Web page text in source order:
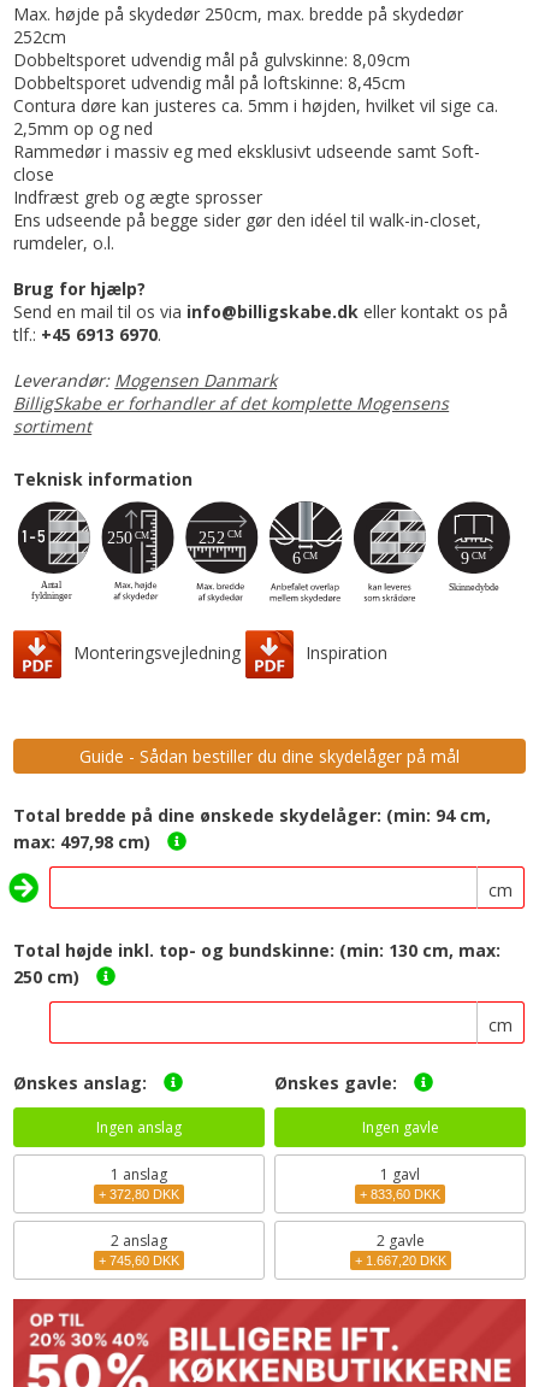
Max. højde på skydedør 250cm, max. bredde på skydedør
252cm
Dobbeltsporet udvendig mål på gulvskinne: 8,09cm
Dobbeltsporet udvendig mål på loftskinne: 8,45cm
Contura døre kan justeres ca. 5mm i højden, hvilket vil sige ca.
2,5mm op og ned
Rammedør i massiv eg med eksklusivt udseende samt Soft-
close
Indfræst greb og ægte sprosser
Ens udseende på begge sider gør den idéel til walk-in-closet,
rumdeler, o.l.
Brug for hjælp?
Send en mail til os via info@billigskabe.dk eller kontakt os på
tlf.: +45 6913 6970.
Leverandør: Mogensen Danmark
BilligSkabe er forhandler af det komplette Mogensens
sortiment
Teknisk information
Monteringsvejledning Inspiration
Guide - Sådan bestiller du dine skydelåger på mål
Total bredde på dine ønskede skydelåger: (min: 94 cm,
max: 497,98 cm)
cm
Total højde inkl. top- og bundskinne: (min: 130 cm, max:
250 cm)
cm
Ønskes anslag:
Ingen anslag
1 anslag
+ 372,80 DKK
2 anslag
+ 745,60 DKK
Ønskes gavle:
Ingen gavle
1 gavl
+ 833,60 DKK
2 gavle
+ 1.667,20 DKK